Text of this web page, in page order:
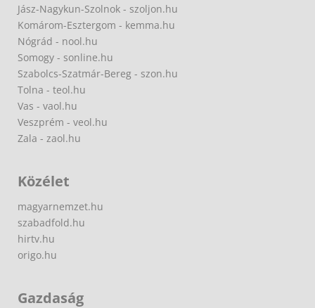
Jász-Nagykun-Szolnok - szoljon.hu
Komárom-Esztergom - kemma.hu
Nógrád - nool.hu
Somogy - sonline.hu
Szabolcs-Szatmár-Bereg - szon.hu
Tolna - teol.hu
Vas - vaol.hu
Veszprém - veol.hu
Zala - zaol.hu
Közélet
magyarnemzet.hu
szabadfold.hu
hirtv.hu
origo.hu
Gazdaság